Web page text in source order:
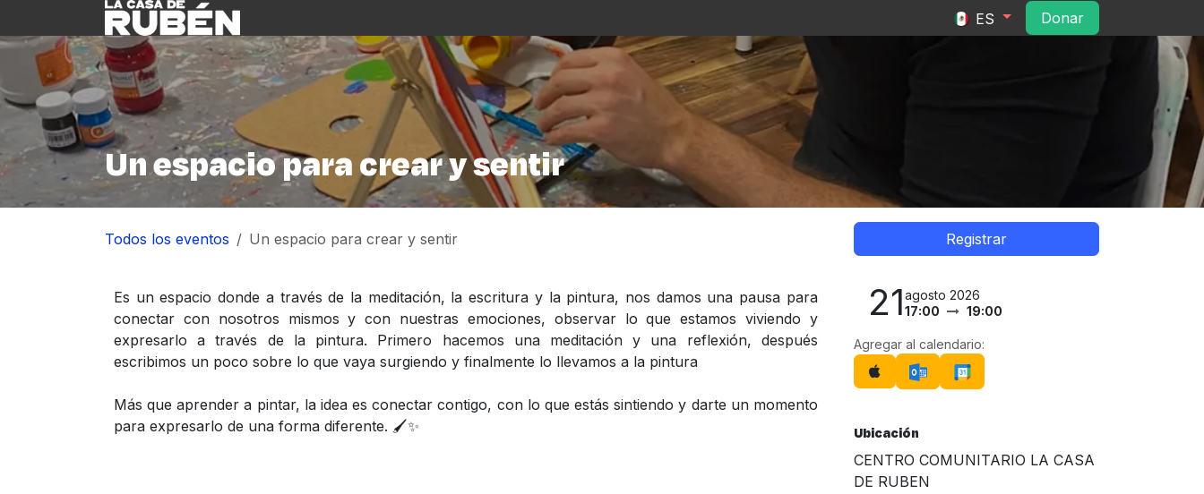
Convocatorias Contacto
ES Do​​na​​r​​
Un espacio para crear y sentir
Todos los eventos Un espacio para crear y sentir
Es un espacio donde a través de la meditación, la escritura y la pintura, nos damos una pausa para
conectar con nosotros mismos y con nuestras emociones, observar lo que estamos viviendo y
expresarlo a través de la pintura. Primero hacemos una meditación y una reflexión, después
escribimos un poco sobre lo que vaya surgiendo y finalmente lo llevamos a la pintura
Más que aprender a pintar, la idea es conectar contigo, con lo que estás sintiendo y darte un momento
para expresarlo de una forma diferente. 🖌️✨
Registrar
21agosto 2026
17:00
19:00
Agregar al calendario:
Ubicación
CENTRO COMUNITARIO LA CASA
DE RUBEN